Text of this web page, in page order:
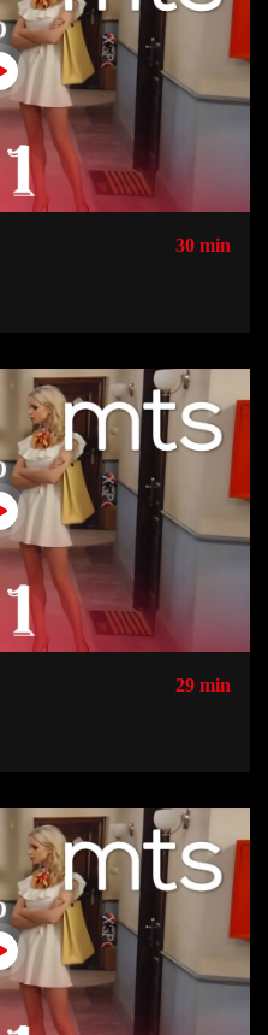
30 min
29 min